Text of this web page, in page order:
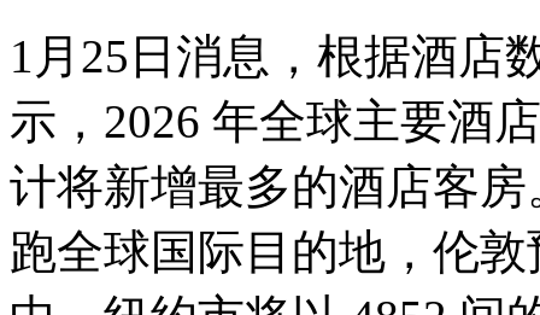
1月25日消息，根据酒店
示，2026 年全球主要酒
计将新增最多的酒店客
跑全球国际目的地，伦